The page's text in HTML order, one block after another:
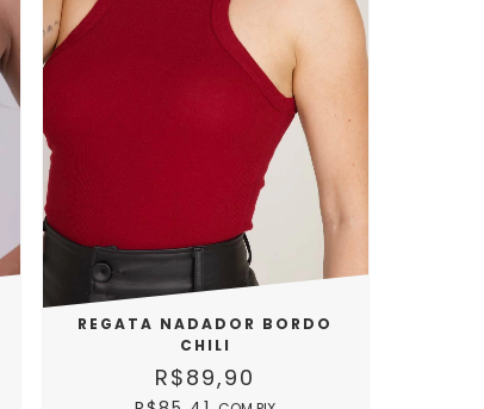
REGATA NADADOR BORDO
CHILI
R$89,90